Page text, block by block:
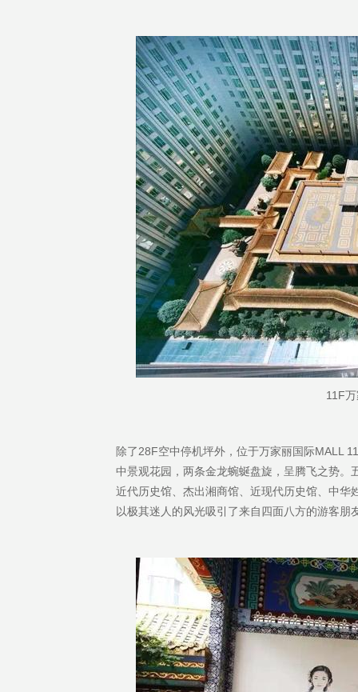
11F
除了28F空中停机坪外，位于万家丽国际MALL
中景观花园，两条金龙蜿蜒盘旋，呈腾飞之势
近代历史馆、杰出湘商馆、近现代历史馆、中
以极其迷人的风光吸引了来自四面八方的游客朋